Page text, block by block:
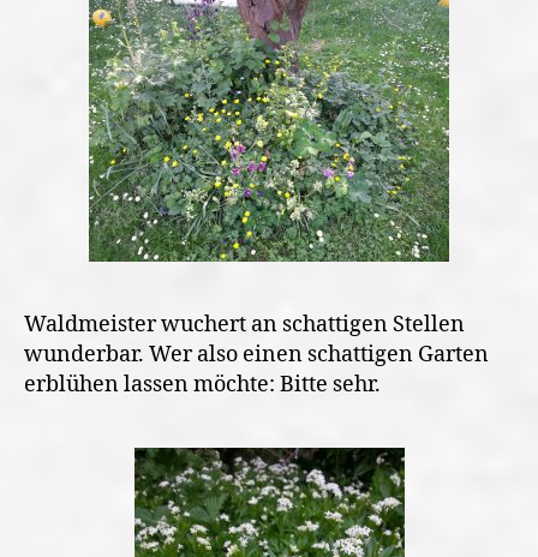
Waldmeister wuchert an schattigen Stellen
wunderbar. Wer also einen schattigen Garten
erblühen lassen möchte: Bitte sehr.